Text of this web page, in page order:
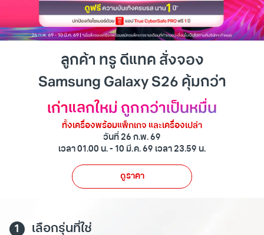
ลูกค้า ทรู ดีแทค สั่งจอง
Samsung Galaxy S26 คุ้มกว่า
เก่าแลกใหม่ ถูกกว่าเป็นหมื่น
ทั้งเครื่องพร้อมแพ็กเกจ และเครื่องเปล่า
วันที่ 26 ก.พ. 69
เวลา 01.00 น. - 10 มี.ค. 69 เวลา 23.59 น.
ดูราคา
1 เลือกรุ่นที่ใช่